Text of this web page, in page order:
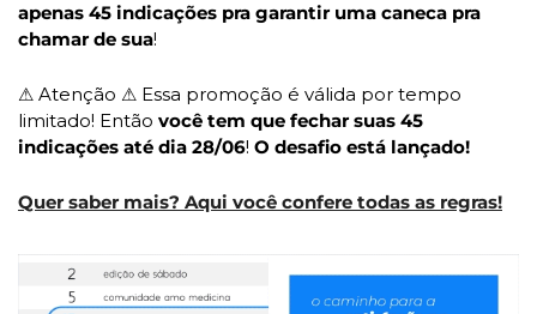
apenas 45 indicações pra garantir uma caneca pra
chamar de sua!
⚠ Atenção ⚠ Essa promoção é válida por tempo
limitado! Então você tem que fechar suas 45
indicações até dia 28/06! O desafio está lançado!
Quer saber mais? Aqui você confere todas as regras!